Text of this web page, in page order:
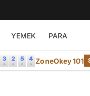
YEMEK PARA
ZoneOkey 101